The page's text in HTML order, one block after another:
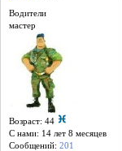
Водители
мастер
Возраст: 44
С нами: 14 лет 8 месяцев
Сообщений: 201